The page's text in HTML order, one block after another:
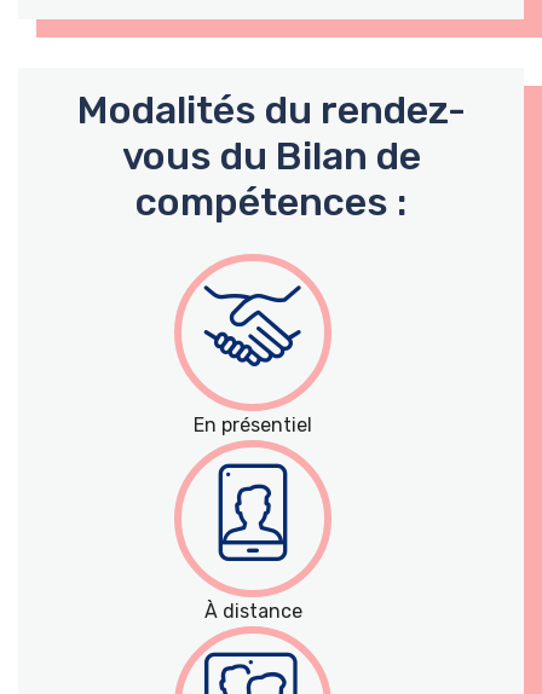
Modalités du rendez-
vous du Bilan de
compétences :
En présentiel
À distance